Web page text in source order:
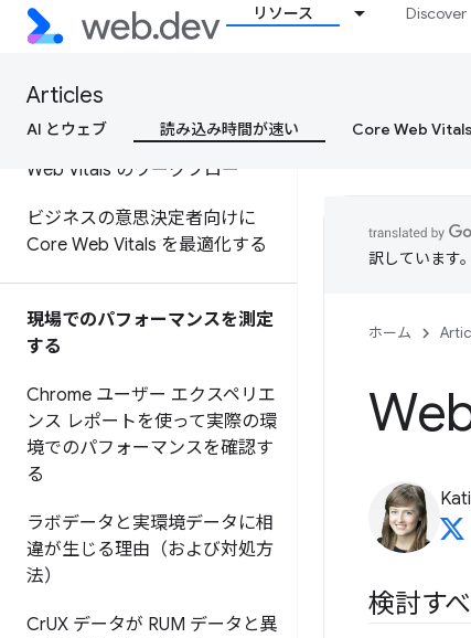
リソース Discover
Articles
AI とウェブ 読み込み時間が速い Core Web
クションを最適化する
も効果的な方法
Google ツールを使用した Core
Web Vitals のワークフロー
ビジネスの意思決定者向けに
Core Web Vitals を最適化する
現場でのパフォーマンスを測定
する
Chrome ユーザー エクスペリエ
ンス レポートを使って実際の環
境でのパフォーマンスを確認す
る
ラボデータと実環境データに相
違が生じる理由（および対処方
法）
CrUX データが RUM データと異
訳しています
ホーム
検討す